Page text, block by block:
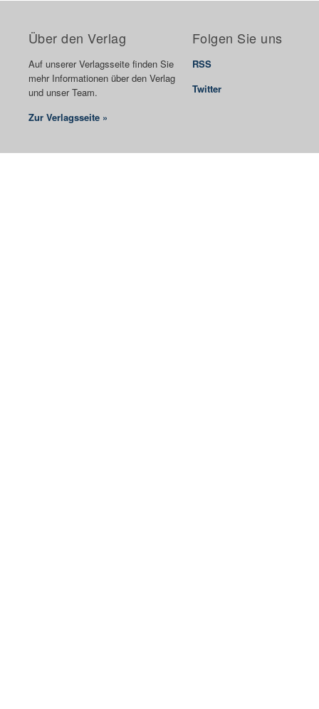
Über den Verlag
Auf unserer Verlagsseite finden Sie
mehr Informationen über den Verlag
und unser Team.
Zur Verlagsseite »
Folgen Sie uns
RSS
Twitter